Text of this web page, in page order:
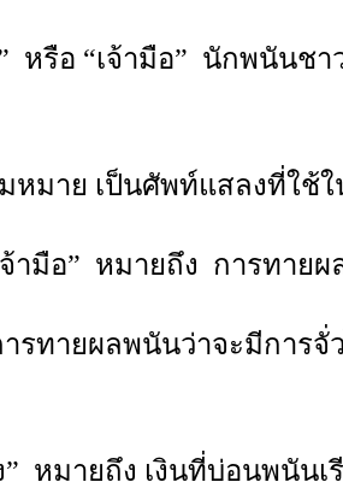
หรือ “เจ้ามือ” นักพนันช
หมาย เป็นศัพท์แสลงที่ใช้
ามือ” หมายถึง การทาย
รทายผลพนันว่าจะมีการจั่
หมายถึง เงินที่บ่อนพนัน